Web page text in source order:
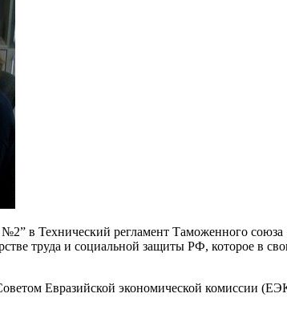
в Технический регламент Таможенного
труда и социальной защиты РФ, которое в
Евразийской экономической комиссии